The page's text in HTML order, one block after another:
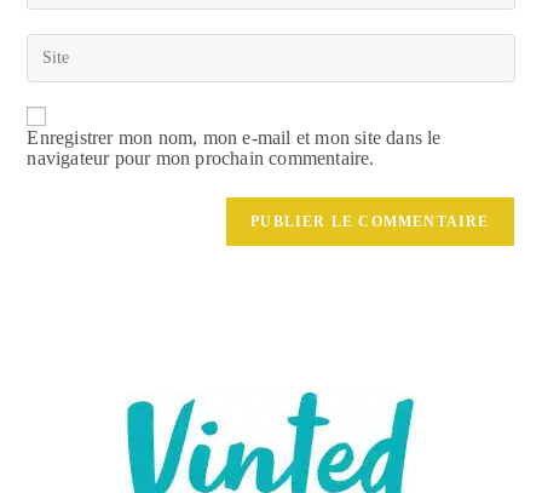
Enregistrer mon nom, mon e-mail et mon site dans le
navigateur pour mon prochain commentaire.